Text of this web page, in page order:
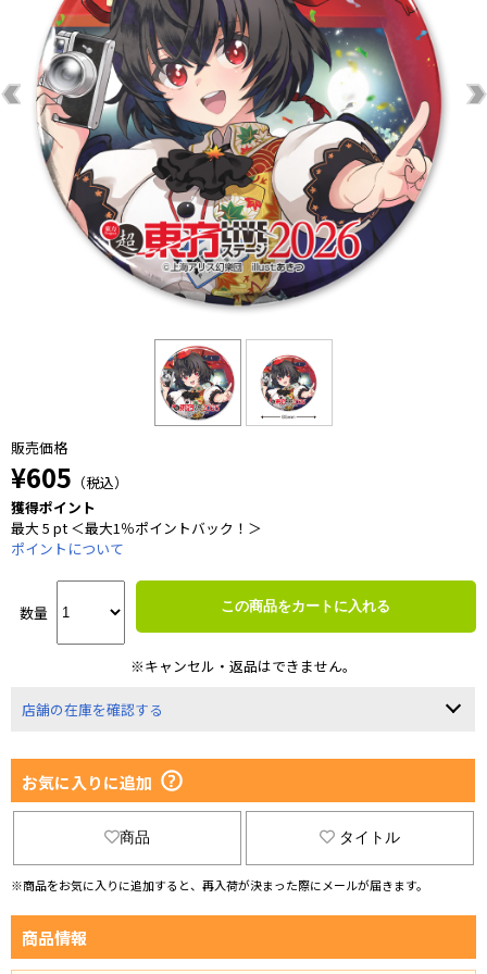
販売価格
¥605 （税込）
獲得ポイント
最大 5 pt ＜最大1％ポイントバック！＞
ポイントについて
数量 この商品をカートに入れる
※キャンセル・返品はできません。
店舗の在庫を確認する
お気に入りに追加
商品 タイトル
※商品をお気に入りに追加すると、再入荷が決まった際にメールが届きます。
商品情報